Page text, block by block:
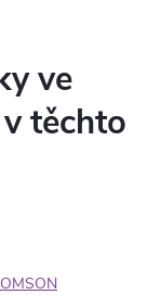
ve
těchto